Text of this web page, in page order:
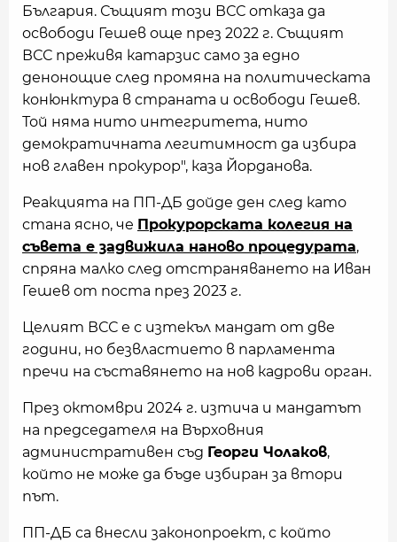
България. Същият този ВСС отказа да
освободи Гешев още през 2022 г. Същият
ВСС преживя катарзис само за едно
денонощие след промяна на политическата
конюнктура в страната и освободи Гешев.
Той няма нито интегритета, нито
демократичната легитимност да избира
нов главен прокурор", каза Йорданова.
Реакцията на ПП-ДБ дойде ден след като
стана ясно, че Прокурорската колегия на
съвета е задвижила наново процедурата,
спряна малко след отстраняването на Иван
Гешев от поста през 2023 г.
Целият ВСС е с изтекъл мандат от две
години, но безвластието в парламента
пречи на съставянето на нов кадрови орган.
През октомври 2024 г. изтича и мандатът
на председателя на Върховния
административен съд Георги Чолаков,
който не може да бъде избиран за втори
път.
ПП-ДБ са внесли законопроект, с който